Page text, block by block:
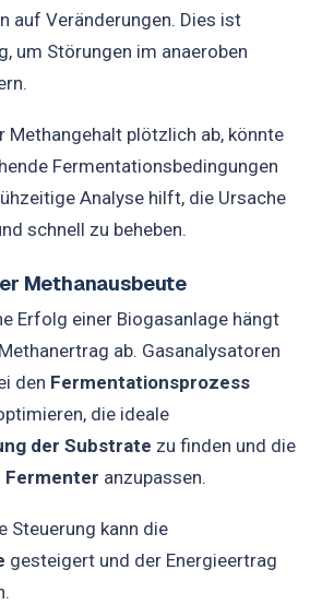
auf Veränderungen. Dies ist
um Störungen im anaeroben
Methangehalt plötzlich ab, könnte
Fermentationsbedingungen
Analyse hilft, die Ursache
schnell zu beheben.
Methanausbeute
Erfolg einer Biogasanlage hängt
ab. Gasanalysatoren
den Fermentationsprozess
die ideale
der Substrate zu finden und die
Fermenter anzupassen.
Steuerung kann die
gesteigert und der Energieertrag